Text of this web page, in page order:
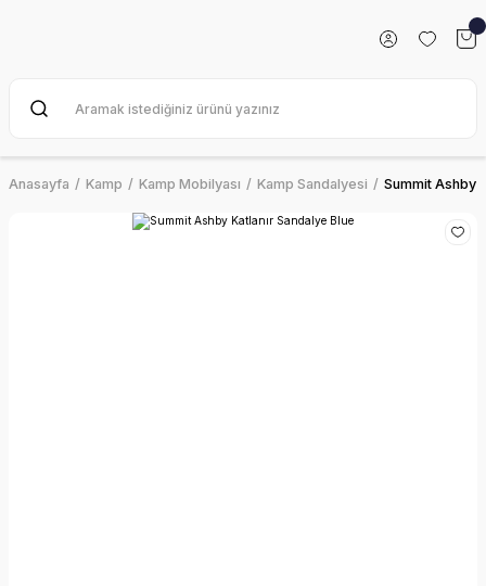
Anasayfa Kamp Kamp Mobilyası Kamp Sandalyesi Summit Ashby